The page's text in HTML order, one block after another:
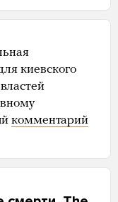
киевского
комментарий